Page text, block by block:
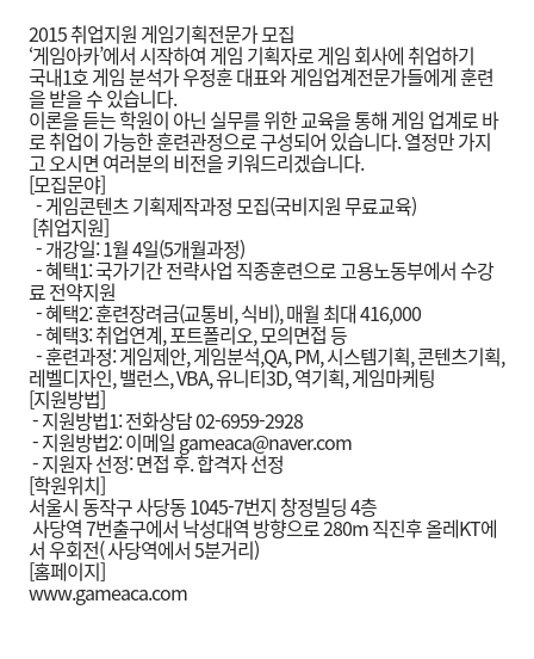
2015 취업지원 게임기획전문가 모집
‘게임아카’에서 시작하여 게임 기획자로 게임 회사에 취업하기
국내1호 게임 분석가 우정훈 대표와 게임업계전문가들에게 훈련
을 받을 수 있습니다.
이론을 듣는 학원이 아닌 실무를 위한 교육을 통해 게임 업계로 바
로 취업이 가능한 훈련관정으로 구성되어 있습니다. 열정만 가지
고 오시면 여러분의 비전을 키워드리겠습니다.
[모집문야]
- 게임콘텐츠 기획제작과정 모집(국비지원 무료교육)
[취업지원]
- 개강일: 1월 4일(5개월과정)
- 혜택1: 국가기간 전략사업 직종훈련으로 고용노동부에서 수강
료 전약지원
- 혜택2: 훈련장려금(교통비, 식비), 매월 최대 416,000
- 혜택3: 취업연계, 포트폴리오, 모의면접 등
- 훈련과정: 게임제안, 게임분석,QA, PM, 시스템기획, 콘텐츠기획,
레벨디자인, 밸런스, VBA, 유니티3D, 역기획, 게임마케팅
[지원방법]
- 지원방법1: 전화상담 02-6959-2928
- 지원방법2: 이메일 gameaca@naver.com
- 지원자 선정: 면접 후. 합격자 선정
[학원위치]
서울시 동작구 사당동 1045-7번지 창정빌딩 4층
사당역 7번출구에서 낙성대역 방향으로 280m 직진후 올레KT에
서 우회전( 사당역에서 5분거리)
[홈페이지]
www.gameaca.com